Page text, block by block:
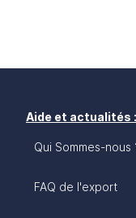
Aide et actualités :
Qui Sommes-nous
FAQ de l'export